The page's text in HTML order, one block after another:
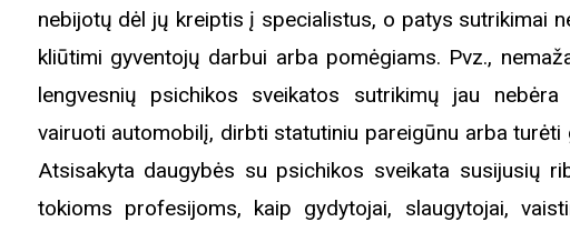
nebijotų dėl jų kreiptis į specialistus, o patys sutrikimai
kliūtimi gyventojų darbui arba pomėgiams. Pvz.,
lengvesnių psichikos sveikatos sutrikimų jau nebėra
vairuoti automobilį, dirbti statutiniu pareigūnu arba turėti
Atsisakyta daugybės su psichikos sveikata susijusių
tokioms profesijoms, kaip gydytojai, slaugytojai,